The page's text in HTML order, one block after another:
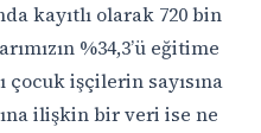
kayıtlı olarak 720 bin
%34,3’ü eğitime
çocuk işçilerin sayısına
ilişkin bir veri ise ne